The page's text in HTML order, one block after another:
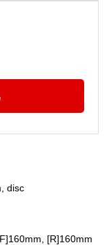
disc
[R]160mm